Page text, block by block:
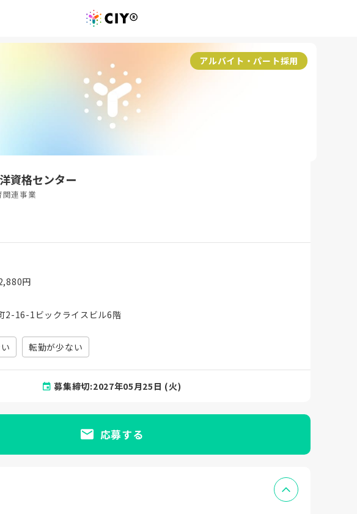
アルバイト・パート採用
資格センター
連事業
円
2-16-1ビックライスビル6階
転勤が少ない
募集締切:2027年05月25日 (火)
応募する